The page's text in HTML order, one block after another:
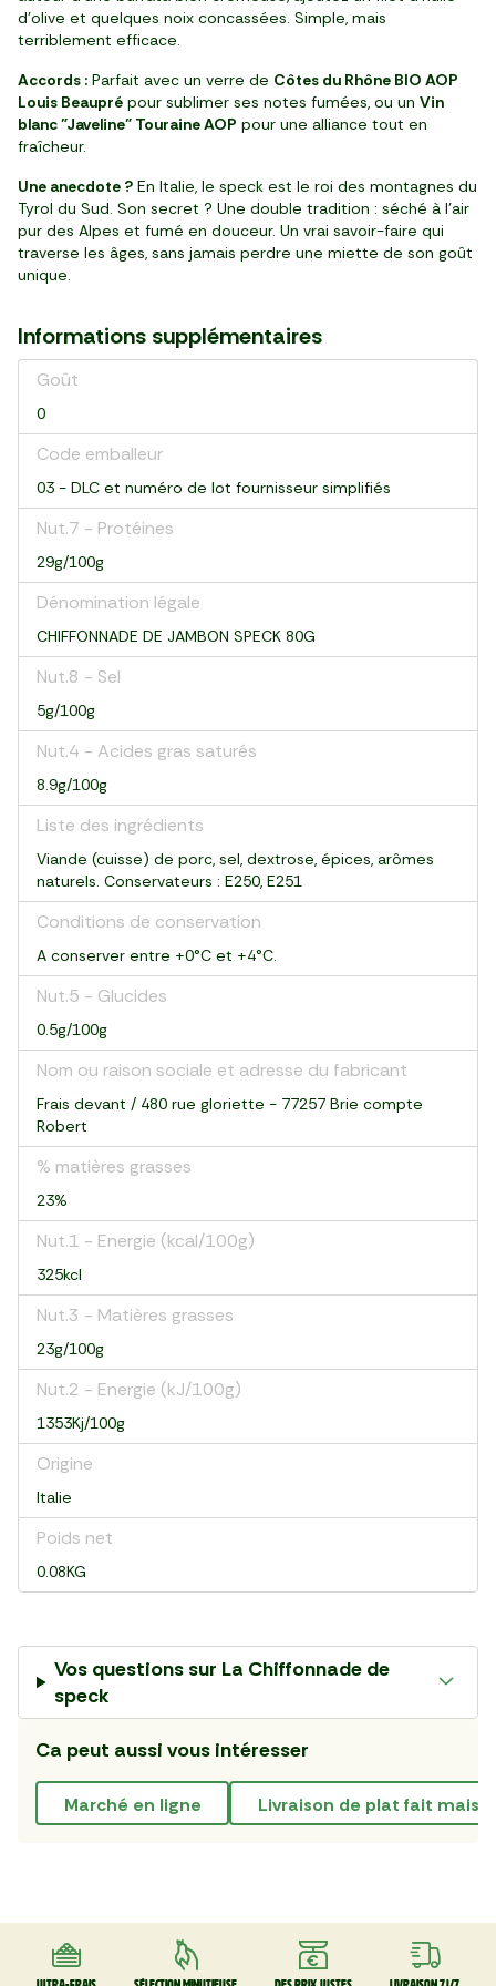
d’olive et quelques noix concassées. Simple, mais
terriblement efficace.
Accords : Parfait avec un verre de Côtes du Rhône BIO AOP
Louis Beaupré pour sublimer ses notes fumées, ou un Vin
blanc "Javeline" Touraine AOP pour une alliance tout en
fraîcheur.
Une anecdote ? En Italie, le speck est le roi des montagnes du
Tyrol du Sud. Son secret ? Une double tradition : séché à l’air
pur des Alpes et fumé en douceur. Un vrai savoir-faire qui
traverse les âges, sans jamais perdre une miette de son goût
unique.
Informations supplémentaires
Goût
0
Code emballeur
03 - DLC et numéro de lot fournisseur simplifiés
Nut.7 - Protéines
29g/100g
Dénomination légale
CHIFFONNADE DE JAMBON SPECK 80G
Nut.8 - Sel
5g/100g
Nut.4 - Acides gras saturés
8.9g/100g
Liste des ingrédients
Viande (cuisse) de porc, sel, dextrose, épices, arômes
naturels. Conservateurs : E250, E251
Conditions de conservation
A conserver entre +0°C et +4°C.
Nut.5 - Glucides
0.5g/100g
Nom ou raison sociale et adresse du fabricant
Frais devant / 480 rue gloriette - 77257 Brie compte
Robert
% matières grasses
23%
Nut.1 - Energie (kcal/100g)
325kcl
Nut.3 - Matières grasses
23g/100g
Nut.2 - Energie (kJ/100g)
1353Kj/100g
Origine
Italie
Poids net
0.08KG
Vos questions sur La Chiffonnade de
speck
Ca peut aussi vous intéresser
marché en ligne livraison de plat fait